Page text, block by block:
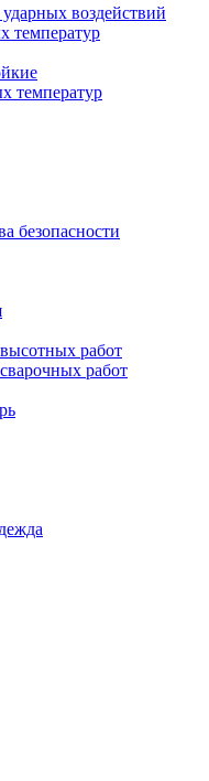
воздействий
температур
температур
безопасности
работ
работ